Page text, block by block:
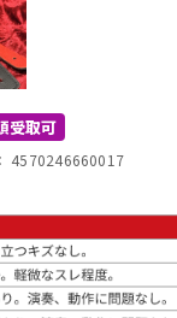
器
受取可
4570246660017